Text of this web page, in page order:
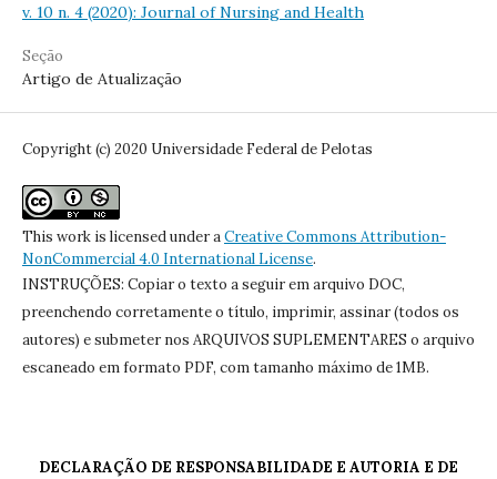
v. 10 n. 4 (2020): Journal of Nursing and Health
Seção
Artigo de Atualização
Copyright (c) 2020 Universidade Federal de Pelotas
This work is licensed under aCreative Commons Attribution-
NonCommercial 4.0 International License.
INSTRUÇÕES: Copiar o texto a seguir em arquivo DOC,
preenchendo corretamente o título, imprimir, assinar (todos os
autores) e submeter nos ARQUIVOS SUPLEMENTARES o arquivo
escaneado em formato PDF, com tamanho máximo de 1MB.
DECLARAÇÃO DE RESPONSABILIDADE E AUTORIA E DE